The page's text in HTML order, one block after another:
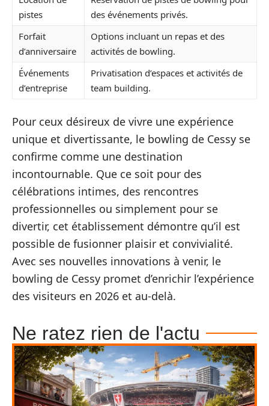
pistes
des événements privés.
Forfait
d’anniversaire
Options incluant un repas et des
activités de bowling.
Événements
d’entreprise
Privatisation d’espaces et activités de
team building.
Pour ceux désireux de vivre une expérience
unique et divertissante, le bowling de Cessy se
confirme comme une destination
incontournable. Que ce soit pour des
célébrations intimes, des rencontres
professionnelles ou simplement pour se
divertir, cet établissement démontre qu’il est
possible de fusionner plaisir et convivialité.
Avec ses nouvelles innovations à venir, le
bowling de Cessy promet d’enrichir l’expérience
des visiteurs en 2026 et au-delà.
Ne ratez rien de l'actu